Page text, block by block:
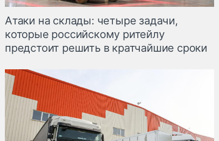
Атаки на склады: четыре задачи,
которые российскому ритейлу
предстоит решить в кратчайшие сроки